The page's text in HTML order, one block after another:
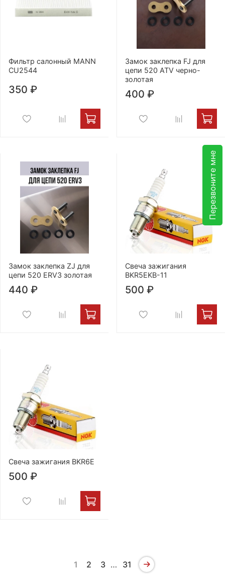
Перезвоните мне
Фильтр салонный MANN
CU2544
350 ₽
Замок заклепка FJ для
цепи 520 ATV черно-
золотая
400 ₽
Замок заклепка ZJ для
цепи 520 ERV3 золотая
440 ₽
Свеча зажигания
BKR5EKB-11
500 ₽
Свеча зажигания BKR6E
500 ₽
1 2 3 … 31